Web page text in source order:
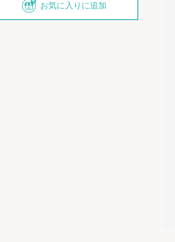
お気に入りに追加